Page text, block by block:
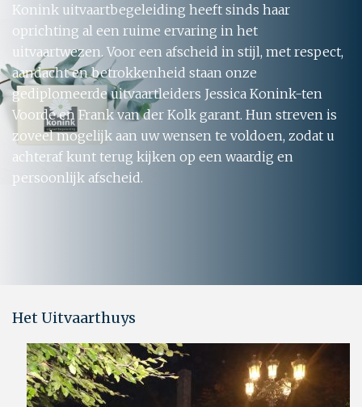
Konink uitvaartbegeleiding heeft sinds haar
oprichting al een ruime ervaring in het
uitvaartwezen. Voor een afscheid in stijl, met respect,
aandacht en betrokkenheid staan onze
gediplomeerde uitvaartleiders Jessica Konink-ten
Voorde en Frank van der Kolk garant. Hun streven is
zoveel mogelijk aan uw wensen te voldoen, zodat u
achteraf kunt terug kijken op een waardig en
persoonlijk afscheid.
Het Uitvaarthuys